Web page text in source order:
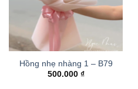
Hồng nhẹ nhàng 1 – B79
500.000 ₫